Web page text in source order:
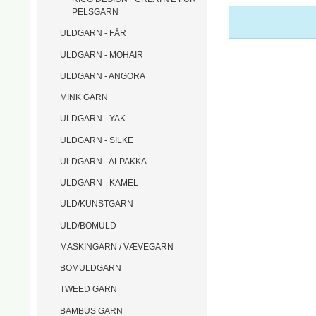
PELSGARN
ULDGARN - FÅR
ULDGARN - MOHAIR
ULDGARN - ANGORA
MINK GARN
ULDGARN - YAK
ULDGARN - SILKE
ULDGARN - ALPAKKA
ULDGARN - KAMEL
ULD/KUNSTGARN
ULD/BOMULD
MASKINGARN / VÆVEGARN
BOMULDGARN
TWEED GARN
BAMBUS GARN